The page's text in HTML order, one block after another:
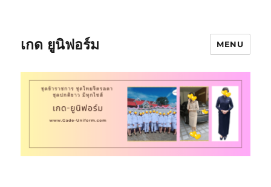
เกด ยูนิฟอร์ม MENU